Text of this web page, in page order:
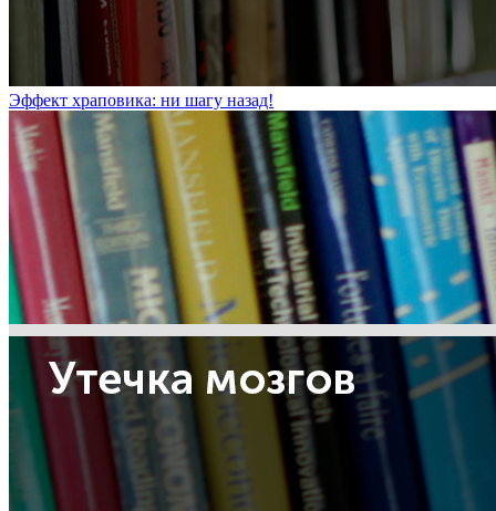
Эффект храповика: ни шагу назад!